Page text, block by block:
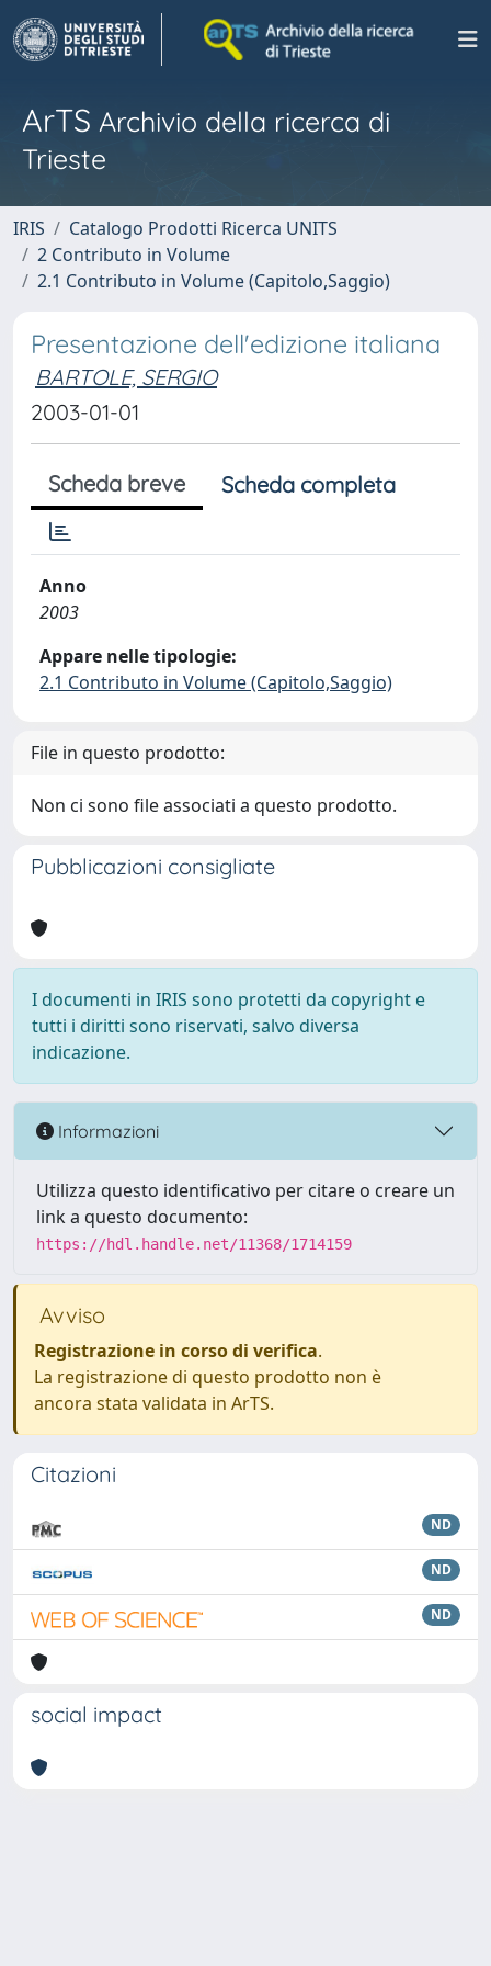
ArTS Archivio della ricerca di
Trieste
IRIS
Catalogo Prodotti Ricerca UNITS
2 Contributo in Volume
2.1 Contributo in Volume (Capitolo,Saggio)
Presentazione dell'edizione italiana
BARTOLE, SERGIO
2003-01-01
Scheda breve Scheda completa
Anno
2003
Appare nelle tipologie:
2.1 Contributo in Volume (Capitolo,Saggio)
File in questo prodotto:
Non ci sono file associati a questo prodotto.
Pubblicazioni consigliate
I documenti in IRIS sono protetti da copyright e
tutti i diritti sono riservati, salvo diversa
indicazione.
Informazioni
Utilizza questo identificativo per citare o creare un
link a questo documento:
https://hdl.handle.net/11368/1714159
Avviso
Registrazione in corso di verifica.
La registrazione di questo prodotto non è
ancora stata validata in ArTS.
Citazioni
ND
ND
ND
social impact